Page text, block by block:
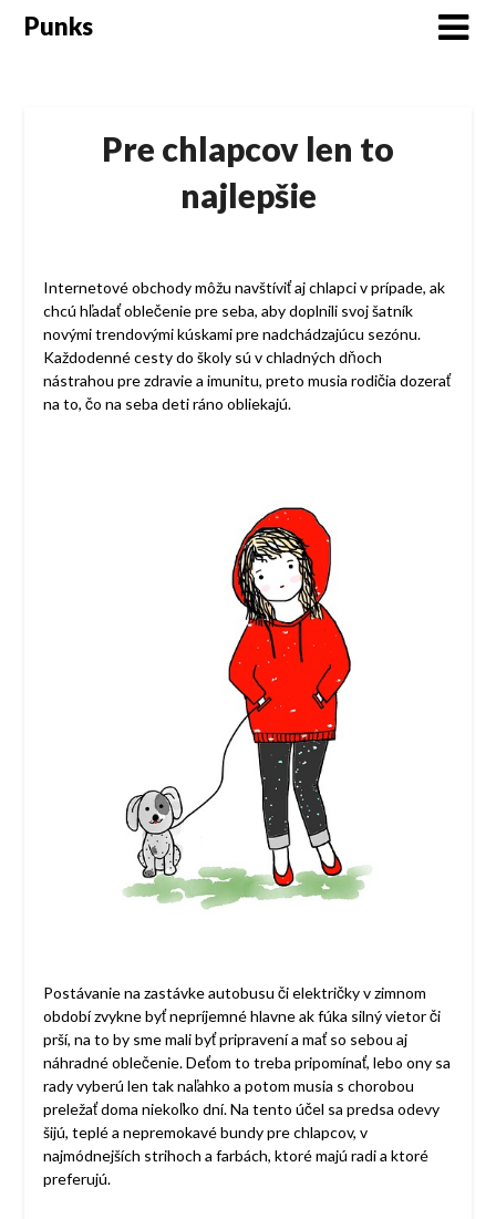
SkipPunks
Pre chlapcov len to
najlepšie
Internetové obchody môžu navštíviť aj chlapci v prípade, ak
chcú hľadať oblečenie pre seba, aby doplnili svoj šatník
novými trendovými kúskami pre nadchádzajúcu sezónu.
Každodenné cesty do školy sú v chladných dňoch
nástrahou pre zdravie a imunitu, preto musia rodičia dozerať
na to, čo na seba deti ráno obliekajú.
Postávanie na zastávke autobusu či električky v zimnom
období zvykne byť nepríjemné hlavne ak fúka silný vietor či
prší, na to by sme mali byť pripravení a mať so sebou aj
náhradné oblečenie. Deťom to treba pripomínať, lebo ony sa
rady vyberú len tak naľahko a potom musia s chorobou
preležať doma niekoľko dní. Na tento účel sa predsa odevy
šijú, teplé a nepremokavé bundy pre chlapcov, v
najmódnejších strihoch a farbách, ktoré majú radi a ktoré
preferujú.